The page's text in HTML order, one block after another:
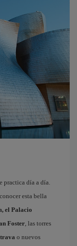
practica día a día.
esta bella
el Palacio
Foster, las torres
o nuevos